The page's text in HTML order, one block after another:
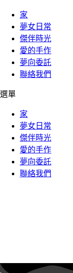
家
夢女日常
傑伴時光
愛的手作
夢向委託
聯絡我們
選單
家
夢女日常
傑伴時光
愛的手作
夢向委託
聯絡我們